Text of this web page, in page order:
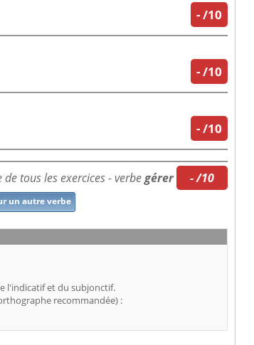
-/10
-/10
-/10
de tous les exercices - verbegérer - /10
un autre verbe
l'indicatif et du subjonctif.
recommandée) :